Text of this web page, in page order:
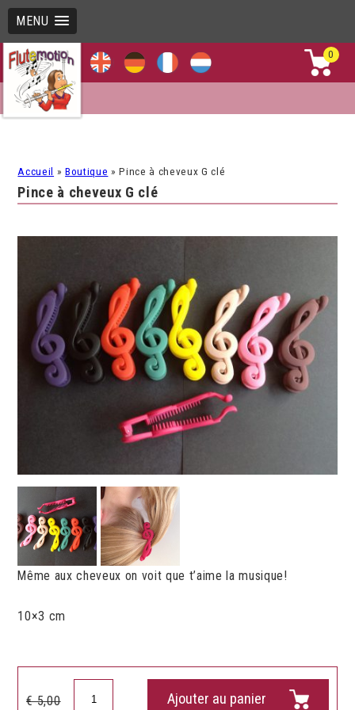
MENU
0
Accueil »Boutique »Pince à cheveux G clé
Pince à cheveux G clé
Même aux cheveux on voit que t’aime la musique!
10×3 cm
€5,00 Ajouter au panier